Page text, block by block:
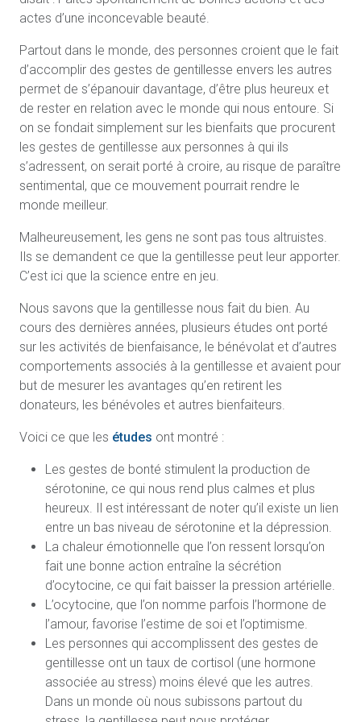
actes d’une inconcevable beauté.
Partout dans le monde, des personnes croient que le fait
d’accomplir des gestes de gentillesse envers les autres
permet de s’épanouir davantage, d’être plus heureux et
de rester en relation avec le monde qui nous entoure. Si
on se fondait simplement sur les bienfaits que procurent
les gestes de gentillesse aux personnes à qui ils
s’adressent, on serait porté à croire, au risque de paraître
sentimental, que ce mouvement pourrait rendre le
monde meilleur.
Malheureusement, les gens ne sont pas tous altruistes.
Ils se demandent ce que la gentillesse peut leur apporter.
C’est ici que la science entre en jeu.
Nous savons que la gentillesse nous fait du bien. Au
cours des dernières années, plusieurs études ont porté
sur les activités de bienfaisance, le bénévolat et d’autres
comportements associés à la gentillesse et avaient pour
but de mesurer les avantages qu’en retirent les
donateurs, les bénévoles et autres bienfaiteurs.
Voici ce que les études ont montré :
Les gestes de bonté stimulent la production de
sérotonine, ce qui nous rend plus calmes et plus
heureux. Il est intéressant de noter qu’il existe un lien
entre un bas niveau de sérotonine et la dépression.
La chaleur émotionnelle que l’on ressent lorsqu’on
fait une bonne action entraîne la sécrétion
d’ocytocine, ce qui fait baisser la pression artérielle.
L’ocytocine, que l’on nomme parfois l’hormone de
l’amour, favorise l’estime de soi et l’optimisme.
Les personnes qui accomplissent des gestes de
gentillesse ont un taux de cortisol (une hormone
associée au stress) moins élevé que les autres.
Dans un monde où nous subissons partout du